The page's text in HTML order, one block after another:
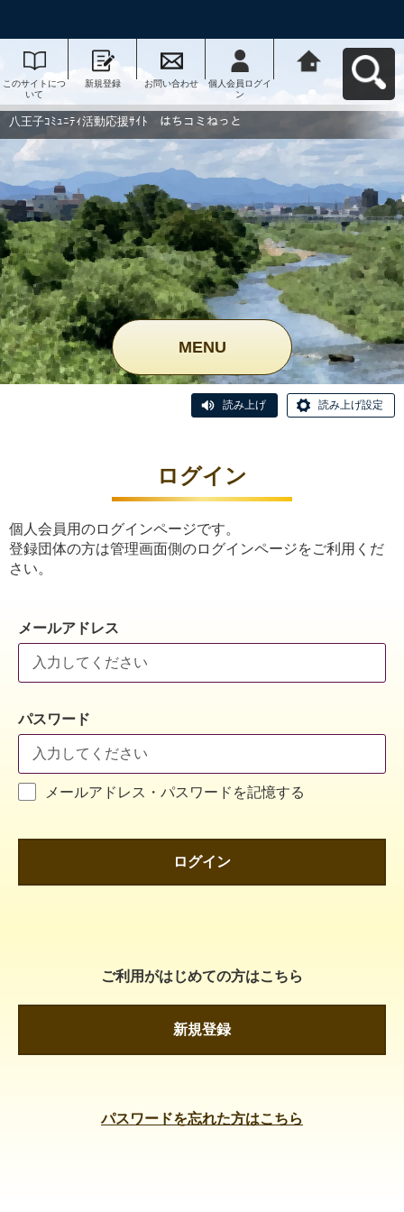
このサイトにつ
いて
新規登録 お問い合わせ
個人会員ログイ
ン
動応援ｻｲﾄ はち
コミねっとへ戻
八王子ｺﾐｭﾆﾃｨ活動応援ｻｲﾄ はちコミねっと
MENU
読み上げ 読み上げ設定
ログイン
個人会員用のログインページです。
登録団体の方は管理画面側のログインページをご利用くだ
さい。
メールアドレス
パスワード
メールアドレス・パスワードを記憶する
ログイン
ご利用がはじめての方はこちら
新規登録
パスワードを忘れた方はこちら